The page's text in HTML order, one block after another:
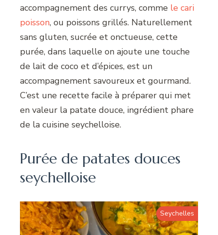
accompagnement des currys, comme le cari
poisson, ou poissons grillés. Naturellement
sans gluten, sucrée et onctueuse, cette
purée, dans laquelle on ajoute une touche
de lait de coco et d’épices, est un
accompagnement savoureux et gourmand.
C’est une recette facile à préparer qui met
en valeur la patate douce, ingrédient phare
de la cuisine seychelloise.
Purée de patates douces
seychelloise
Seychelles